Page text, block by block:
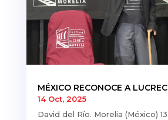
MÉXICO RECONOCE A
14 Oct, 2025
David del Río. Morelia (México)